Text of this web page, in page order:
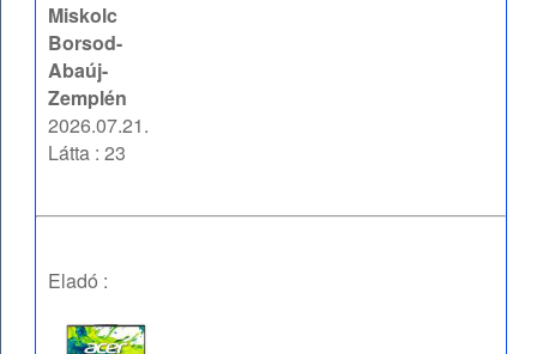
Miskolc
Borsod-
Abaúj-
Zemplén
2026.07.21.
Látta : 23
Eladó :